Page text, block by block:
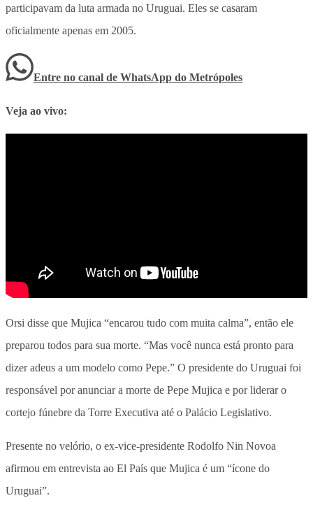
participavam da luta armada no Uruguai. Eles se casaram
oficialmente apenas em 2005.
Entre no canal de WhatsApp do Metrópoles
Veja ao vivo:
Orsi disse que Mujica “encarou tudo com muita calma”, então ele
preparou todos para sua morte. “Mas você nunca está pronto para
dizer adeus a um modelo como Pepe.” O presidente do Uruguai foi
responsável por anunciar a morte de Pepe Mujica e por liderar o
cortejo fúnebre da Torre Executiva até o Palácio Legislativo.
Presente no velório, o ex-vice-presidente Rodolfo Nin Novoa
afirmou em entrevista ao El País que Mujica é um “ícone do
Uruguai”.